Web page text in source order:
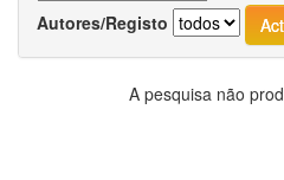
Autores/Registo
A pesquisa não